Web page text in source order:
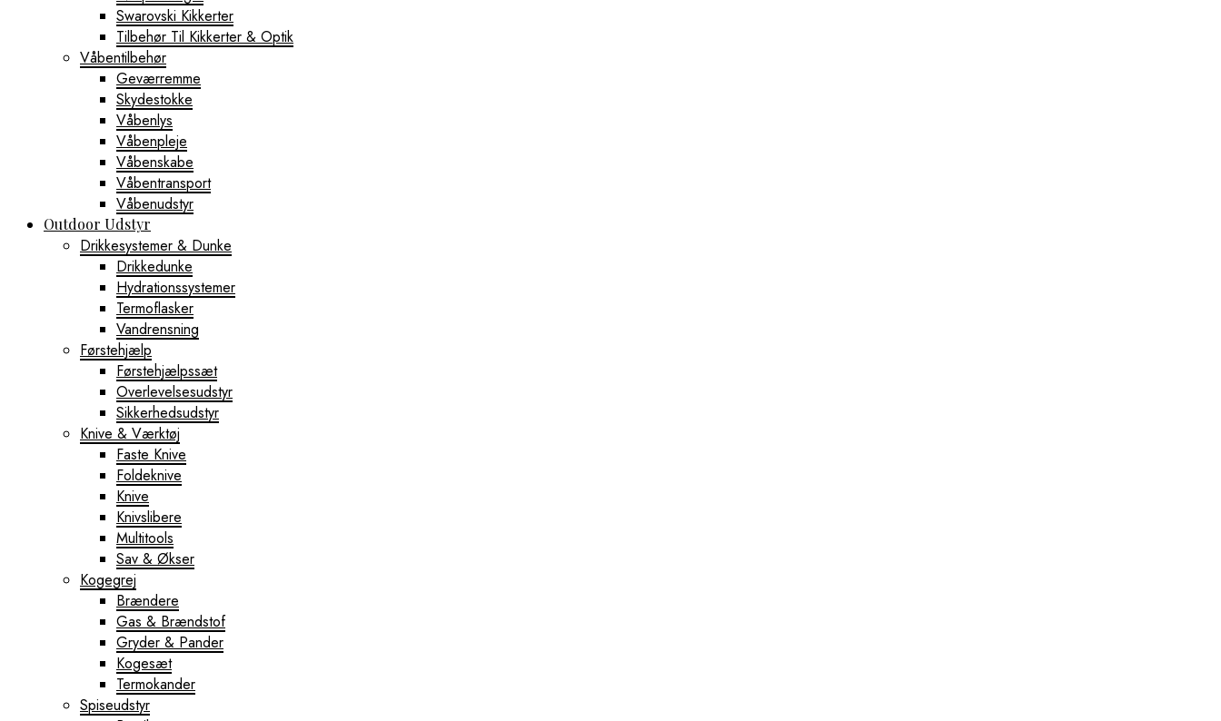
Swarovski Kikkerter
Tilbehør Til Kikkerter & Optik
Våbentilbehør
Geværremme
Skydestokke
Våbenlys
Våbenpleje
Våbenskabe
Våbentransport
Våbenudstyr
Outdoor Udstyr
Drikkesystemer & Dunke
Drikkedunke
Hydrationssystemer
Termoflasker
Vandrensning
Førstehjælp
Førstehjælpssæt
Overlevelsesudstyr
Sikkerhedsudstyr
Knive & Værktøj
Faste Knive
Foldeknive
Knive
Knivslibere
Multitools
Sav & Økser
Kogegrej
Brændere
Gas & Brændstof
Gryder & Pander
Kogesæt
Termokander
Spiseudstyr